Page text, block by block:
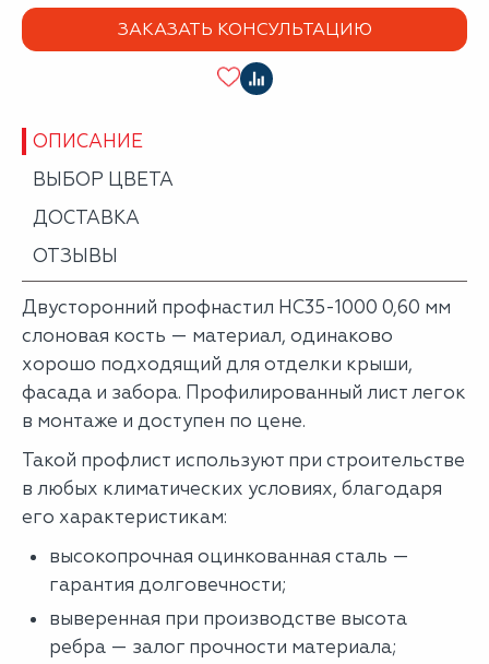
ЗАКАЗАТЬ КОНСУЛЬТАЦИЮ
ОПИСАНИЕ
ВЫБОР ЦВЕТА
ДОСТАВКА
ОТЗЫВЫ
Двусторонний профнастил НС35-1000 0,60 мм
слоновая кость — материал, одинаково
хорошо подходящий для отделки крыши,
фасада и забора. Профилированный лист легок
в монтаже и доступен по цене.
Такой профлист используют при строительстве
в любых климатических условиях, благодаря
его характеристикам:
высокопрочная оцинкованная сталь —
гарантия долговечности;
выверенная при производстве высота
ребра — залог прочности материала;